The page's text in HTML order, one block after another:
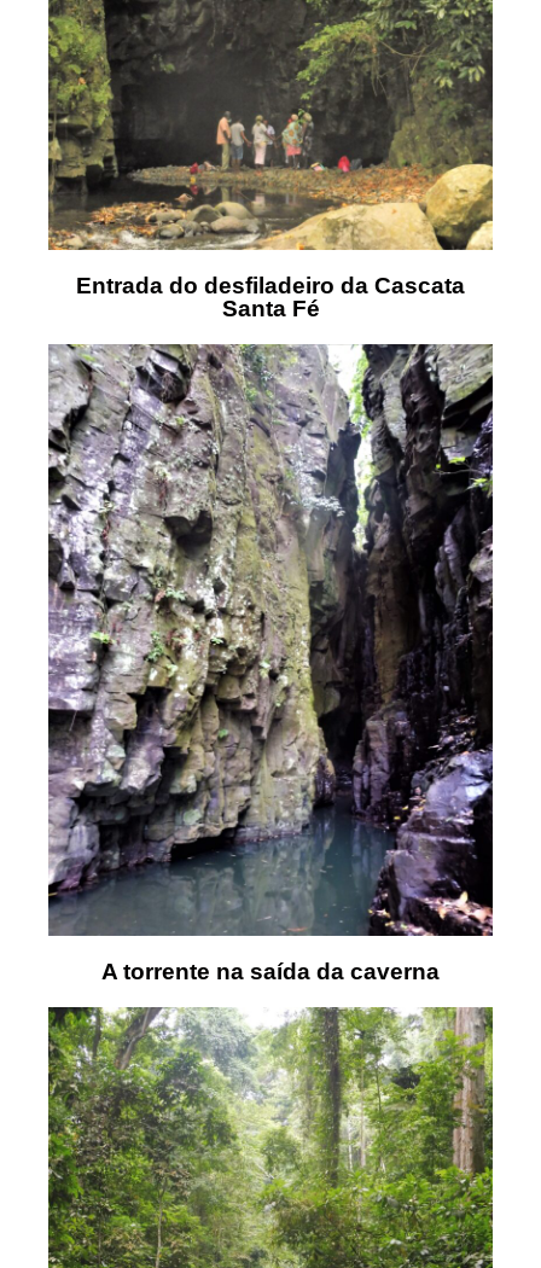
Entrada do desfiladeiro da Cascata
Santa Fé
A torrente na saída da caverna